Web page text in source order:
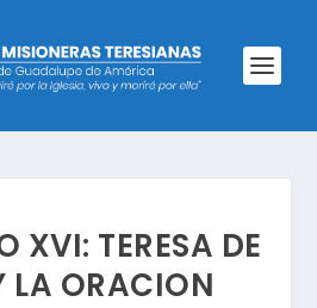
XVI: TERESA DE
LA ORACION